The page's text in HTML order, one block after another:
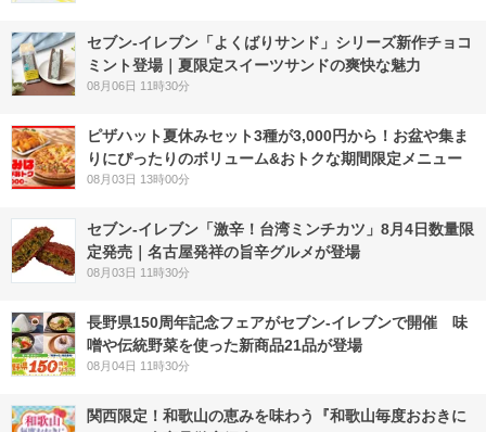
セブン‐イレブン「よくばりサンド」シリーズ新作チョコ
ミント登場｜夏限定スイーツサンドの爽快な魅力
08月06日 11時30分
ピザハット夏休みセット3種が3,000円から！お盆や集ま
りにぴったりのボリューム&おトクな期間限定メニュー
08月03日 13時00分
セブン-イレブン「激辛！台湾ミンチカツ」8月4日数量限
定発売｜名古屋発祥の旨辛グルメが登場
08月03日 11時30分
長野県150周年記念フェアがセブン-イレブンで開催 味
噌や伝統野菜を使った新商品21品が登場
08月04日 11時30分
関西限定！和歌山の恵みを味わう『和歌山毎度おおきに